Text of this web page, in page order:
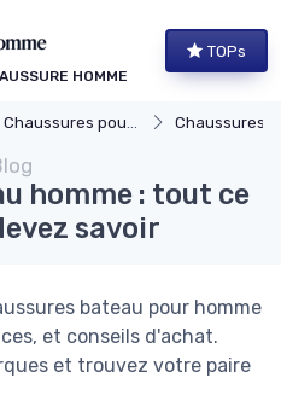
HOMME
TOPs
pour Hommes Chaussures
homme : tout ce
savoir
bateau pour homme
et conseils d'achat.
et trouvez votre paire